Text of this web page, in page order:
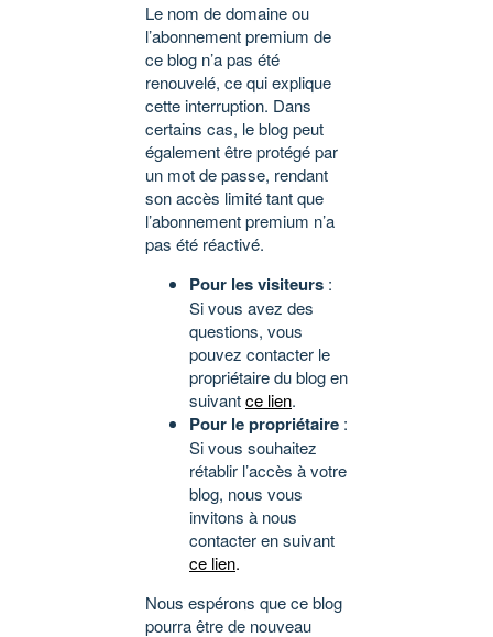
Le nom de domaine ou
l’abonnement premium de
ce blog n’a pas été
renouvelé, ce qui explique
cette interruption. Dans
certains cas, le blog peut
également être protégé par
un mot de passe, rendant
son accès limité tant que
l’abonnement premium n’a
pas été réactivé.
Pour les visiteurs :
Si vous avez des
questions, vous
pouvez contacter le
propriétaire du blog en
suivantce lien.
Pour le propriétaire :
Si vous souhaitez
rétablir l’accès à votre
blog, nous vous
invitons à nous
contacter en suivant
ce lien.
Nous espérons que ce blog
pourra être de nouveau